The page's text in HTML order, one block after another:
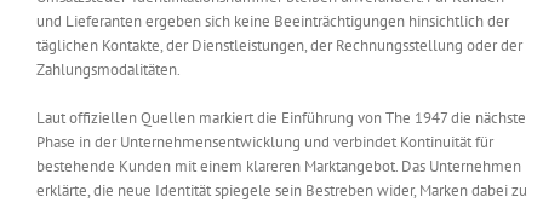
und Lieferanten ergeben sich keine Beeinträchtigungen hinsichtlich der
täglichen Kontakte, der Dienstleistungen, der Rechnungsstellung oder der
Zahlungsmodalitäten.
Laut offiziellen Quellen markiert die Einführung von The 1947 die nächste
Phase in der Unternehmensentwicklung und verbindet Kontinuität für
bestehende Kunden mit einem klareren Marktangebot. Das Unternehmen
erklärte, die neue Identität spiegele sein Bestreben wider, Marken dabei zu